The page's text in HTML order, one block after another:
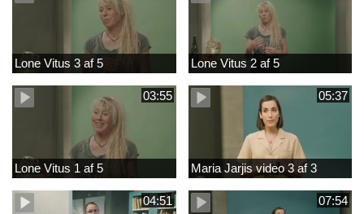
Lone Vitus 3 af 5 Lone Vitus 2 af 5
03:55
Lone Vitus 1 af 5
05:37
Maria Jarjis video 3 af 3
04:51 07:54